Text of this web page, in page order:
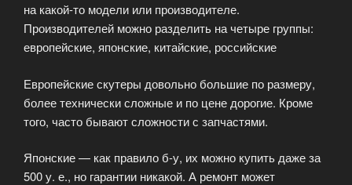
на какой-то модели или производителе.
Производителей можно разделить на четыре группы:
европейские, японские, китайские, российские
Европейские скутеры довольно большие по размеру,
более технически сложные и по цене дорогие. Кроме
того, часто бывают сложности с запчастями.
Японские — как правило б-у, их можно купить даже за
500 у. е., но гарантии никакой. А ремонт может